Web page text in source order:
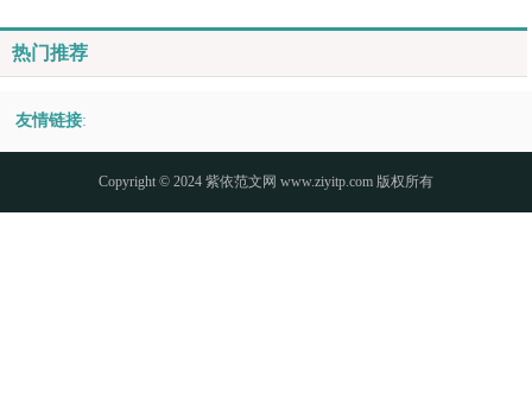
热门推荐
友情链接:
Copyright © 2024 紫依范文网 www.ziyitp.com 版权所有